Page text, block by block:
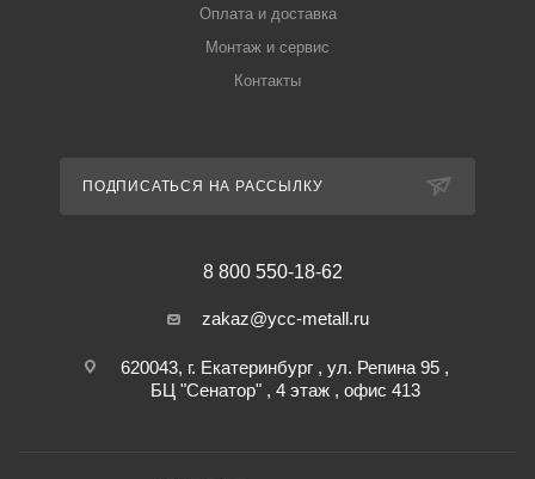
Оплата и доставка
Монтаж и сервис
Контакты
ПОДПИСАТЬСЯ НА РАССЫЛКУ
8 800 550-18-62
zakaz@ycc-metall.ru
620043, г. Екатеринбург , ул. Репина 95 ,
БЦ "Сенатор" , 4 этаж , офис 413